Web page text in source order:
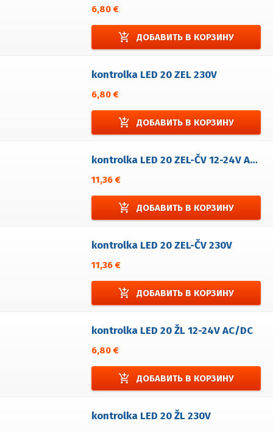
6,80 €
add_shopping_cart ДОБАВИТЬ В КОРЗИНУ
kontrolka LED 20 ZEL 230V
6,80 €
add_shopping_cart ДОБАВИТЬ В КОРЗИНУ
kontrolka LED 20 ZEL-ČV 12-24V AC/DC
11,36 €
add_shopping_cart ДОБАВИТЬ В КОРЗИНУ
kontrolka LED 20 ZEL-ČV 230V
11,36 €
add_shopping_cart ДОБАВИТЬ В КОРЗИНУ
kontrolka LED 20 ŽL 12-24V AC/DC
6,80 €
add_shopping_cart ДОБАВИТЬ В КОРЗИНУ
kontrolka LED 20 ŽL 230V